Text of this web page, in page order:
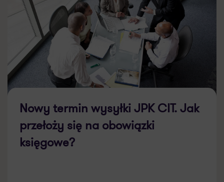
Nowy termin wysyłki JPK CIT. Jak
przełoży się na obowiązki
księgowe?